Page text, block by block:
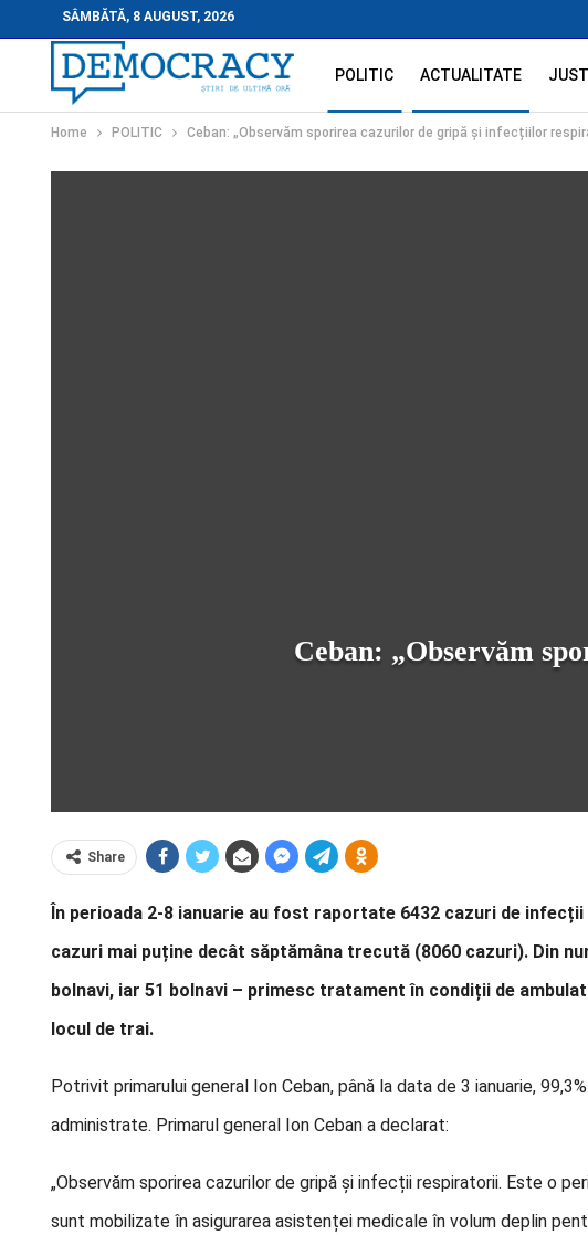
SÂMBĂTĂ, 8 AUGUST, 2026
POLITIC ACTUALITATE
Home POLITIC Ceban: „Observăm sporirea cazurilor de gripă și infecțiilor
Ceban: „Observăm
Share
În perioada 2-8 ianuarie au fost raportate 6432 cazuri de
cazuri mai puține decât săptămâna trecută (8060 cazuri). Din
bolnavi, iar 51 bolnavi – primesc tratament în condiții de
locul de trai.
Potrivit primarului general Ion Ceban, până la data de 3 ianuarie,
administrate. Primarul general Ion Ceban a declarat:
„Observăm sporirea cazurilor de gripă și infecții respiratorii. Este o
sunt mobilizate în asigurarea asistenței medicale în volum deplin